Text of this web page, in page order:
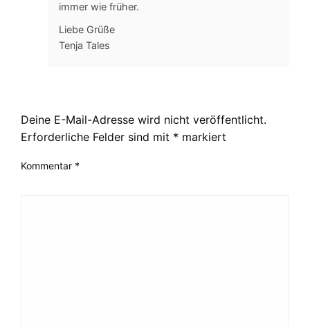
immer wie früher.
Liebe Grüße
Tenja Tales
Deine E-Mail-Adresse wird nicht veröffentlicht.
Erforderliche Felder sind mit * markiert
Kommentar *